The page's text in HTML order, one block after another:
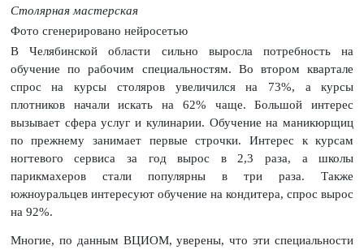
Столярная мастерская
Фото сгенерировано нейросетью
В Челябинской области сильно выросла потребность на
обучение по рабочим специальностям. Во втором квартале
спрос на курсы столяров увеличился на 73%, а курсы
плотников начали искать на 62% чаще. Большой интерес
вызывает сфера услуг и кулинарии. Обучение на маникюрщиц
по прежнему занимает первые строчки. Интерес к курсам
ногтевого сервиса за год вырос в 2,3 раза, а школы
парикмахеров стали популярны в три раза. Также
южноуральцев интересуют обучение на кондитера, спрос вырос
на 92%.
Многие, по данным ВЦИОМ, уверены, что эти специальности